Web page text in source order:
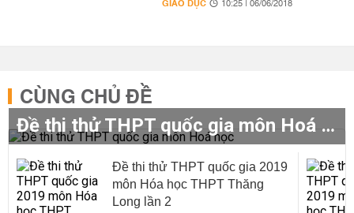
GIÁO DỤC 10:25 | 06/06/2018
CÙNG CHỦ ĐỀ
Đề thi thử THPT quốc gia môn Hoá học
Đề thi thử THPT quốc gia 2019
môn Hóa học THPT Thăng
Long lần 2